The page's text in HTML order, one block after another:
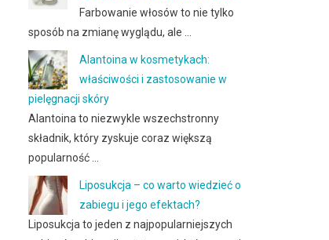
Farbowanie włosów to nie tylko
sposób na zmianę wyglądu, ale …
Alantoina w kosmetykach:
właściwości i zastosowanie w
pielęgnacji skóry
Alantoina to niezwykle wszechstronny
składnik, który zyskuje coraz większą
popularność …
Liposukcja – co warto wiedzieć o
zabiegu i jego efektach?
Liposukcja to jeden z najpopularniejszych